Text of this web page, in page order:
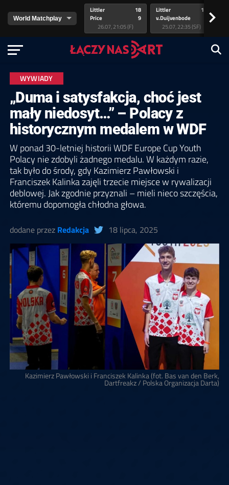
Littler
Price
18
9
26.07, 21:05 (F)
Littler
v.Duijvenbode
17
25.07, 22:35 (SF)
>
WYWIADY
„Duma i satysfakcja, choć jest
mały niedosyt…” – Polacy z
historycznym medalem w WDF
W ponad 30-letniej historii WDF Europe Cup Youth
Polacy nie zdobyli żadnego medalu. W każdym razie,
tak było do środy, gdy Kazimierz Pawłowski i
Franciszek Kalinka zajęli trzecie miejsce w rywalizacji
deblowej. Jak zgodnie przyznali – mieli nieco szczęścia,
któremu dopomogła chłodna głowa.
dodane przez Redakcja 18 lipca, 2025
Kazimierz Pawłowski i Franciszek Kalinka (fot. Bas van den Berk,
Dartfreakz / Polska Organizacja Darta)